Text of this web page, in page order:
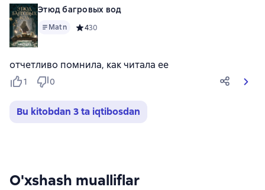
Этюд багровых вод
Matn Средний рейтинг 4 на основе 30 оценок
430
отчетливо помнила, как читала ее
1 0
Bu kitobdan 3 ta iqtibosdan
O'xshash mualliflar